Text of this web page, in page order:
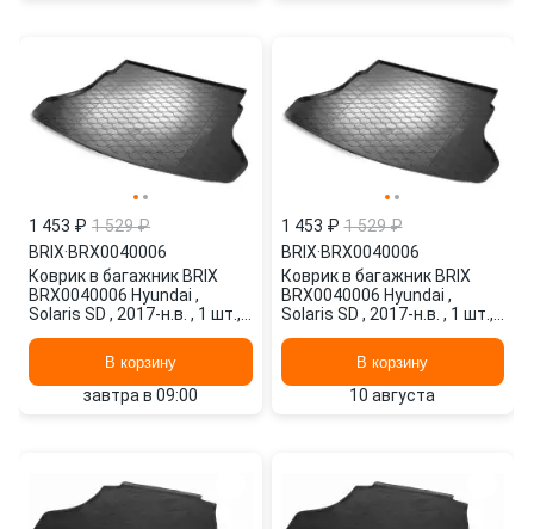
1 453 ₽ 1 529 ₽
BRIX·BRX0040006
Коврик в багажник BRIX
BRX0040006 Hyundai ,
Solaris SD , 2017-н.в. , 1 шт.,
В корзину
завтра в 09:00
1 453 ₽ 1 529 ₽
BRIX·BRX0040006
Коврик в багажник BRIX
BRX0040006 Hyundai ,
Solaris SD , 2017-н.в. , 1 шт.,
В корзину
10 августа